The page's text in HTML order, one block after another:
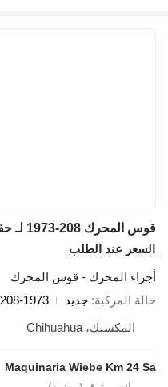
قوس المحرك 208-1973 لـ حفارة Caterpillar 374
السعر عند الطلب
أجزاء المحرك - قوس المحرك
حالة المركبة جديد
208-1973
المكسيك، Chihuahua
Maquinaria Wiebe Km 24 Sa